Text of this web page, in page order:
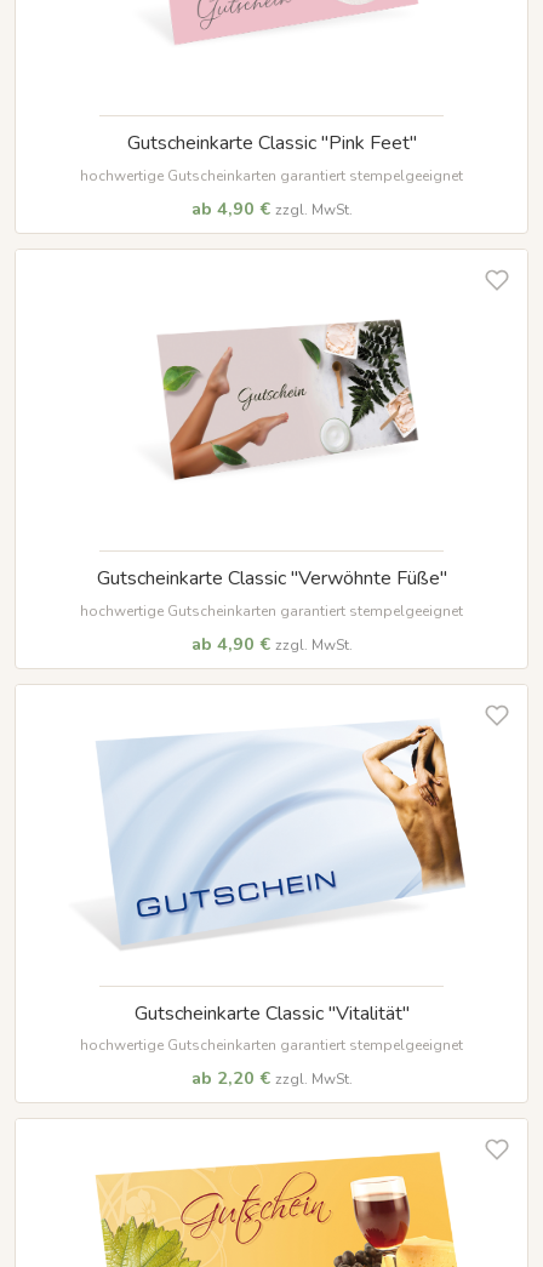
Gutscheinkarte Classic "Pink Feet"
hochwertige Gutscheinkarten garantiert stempelgeeignet
ab 4,90 € zzgl. MwSt.
Gutscheinkarte Classic "Verwöhnte Füße"
hochwertige Gutscheinkarten garantiert stempelgeeignet
ab 4,90 € zzgl. MwSt.
Gutscheinkarte Classic "Vitalität"
hochwertige Gutscheinkarten garantiert stempelgeeignet
ab 2,20 € zzgl. MwSt.